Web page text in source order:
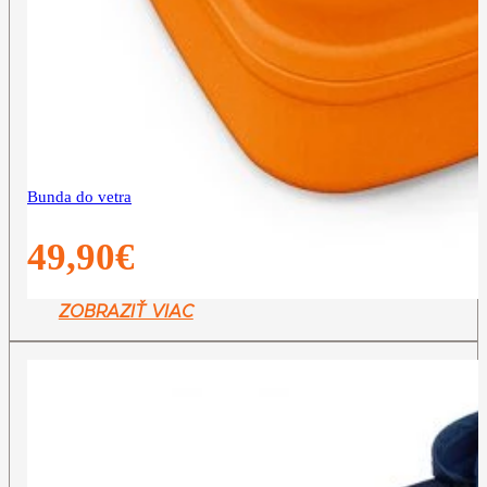
Bunda do vetra
49,90€
ZOBRAZIŤ VIAC